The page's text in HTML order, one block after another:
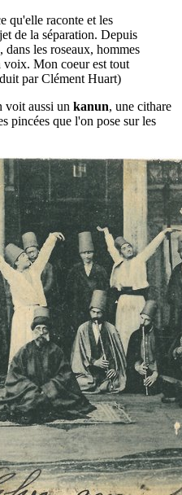
qu'elle raconte et les
de la séparation. Depuis
les roseaux, hommes
voix. Mon coeur est tout
par Clément Huart)
voit aussi un kanun, une cithare
pincées que l'on pose sur les